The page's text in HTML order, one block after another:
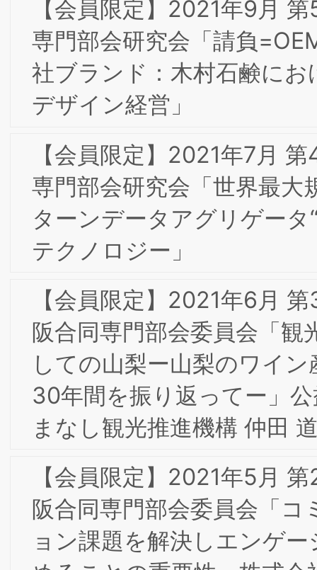
2011年9月 開催設立記念フォーラムのお
礼とお願い
HOME 研究所概要 お問合せ 個人情報保護
サイトマップ
「ブランド戦略経営研究所」および「BSMI」は
す。
大阪事務局：〒532-0011 大阪市淀川区西中島7-
17 新大阪上野東洋ビル3階
東京事務局：〒103-0025 東京都中央区日本橋茅
町1-8-5 KKビル3F
Web site: https://www.brand-si.com/
Copyright ©2026 一般社団法人 ブランド戦略経営研究所
All Rights Reserved.